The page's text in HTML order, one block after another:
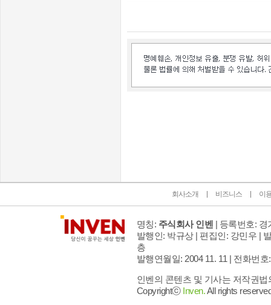
회사소개 비즈니스 이
명칭: 주식회사 인벤 | 등록번호: 경
발행인: 박규상 | 편집인: 강민우 |
층
발행연월일: 2004 11. 11 | 전화번호
인벤의 콘텐츠 및 기사는 저작권
Copyrightⓒ Inven.All rights